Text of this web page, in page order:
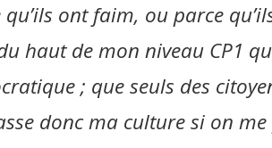
ont faim, ou parce
haut de mon niveau CP1
; que seuls des
donc ma culture si on